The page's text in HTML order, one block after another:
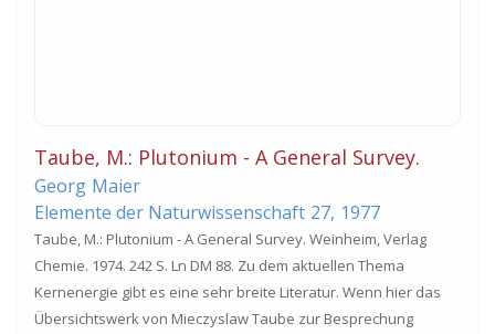
Taube, M.: Plutonium - A General Survey.
Georg Maier
Elemente der Naturwissenschaft 27, 1977
Taube, M.: Plutonium - A General Survey. Weinheim, Verlag
Chemie. 1974. 242 S. Ln DM 88. Zu dem aktuellen Thema
Kernenergie gibt es eine sehr breite Literatur. Wenn hier das
Übersichtswerk von Mieczyslaw Taube zur Besprechung